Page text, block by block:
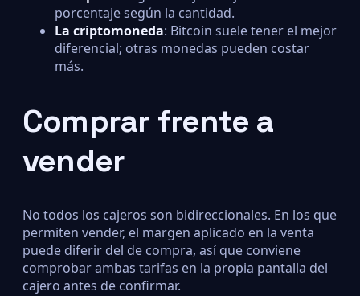
porcentaje según la cantidad.
La criptomoneda: Bitcoin suele tener el mejor
diferencial; otras monedas pueden costar
más.
Comprar frente a
vender
No todos los cajeros son bidireccionales. En los que
permiten vender, el margen aplicado en la venta
puede diferir del de compra, así que conviene
comprobar ambas tarifas en la propia pantalla del
cajero antes de confirmar.